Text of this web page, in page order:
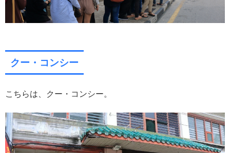
クー・コンシー
こちらは、クー・コンシー。